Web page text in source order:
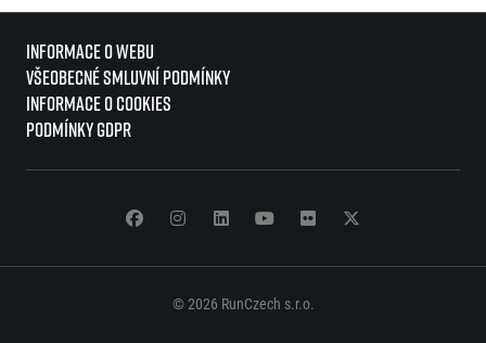
Informace o webu
Všeobecné smluvní podmínky
Informace o cookies
Podmínky GDPR
© 2026 RunCzech s.r.o.